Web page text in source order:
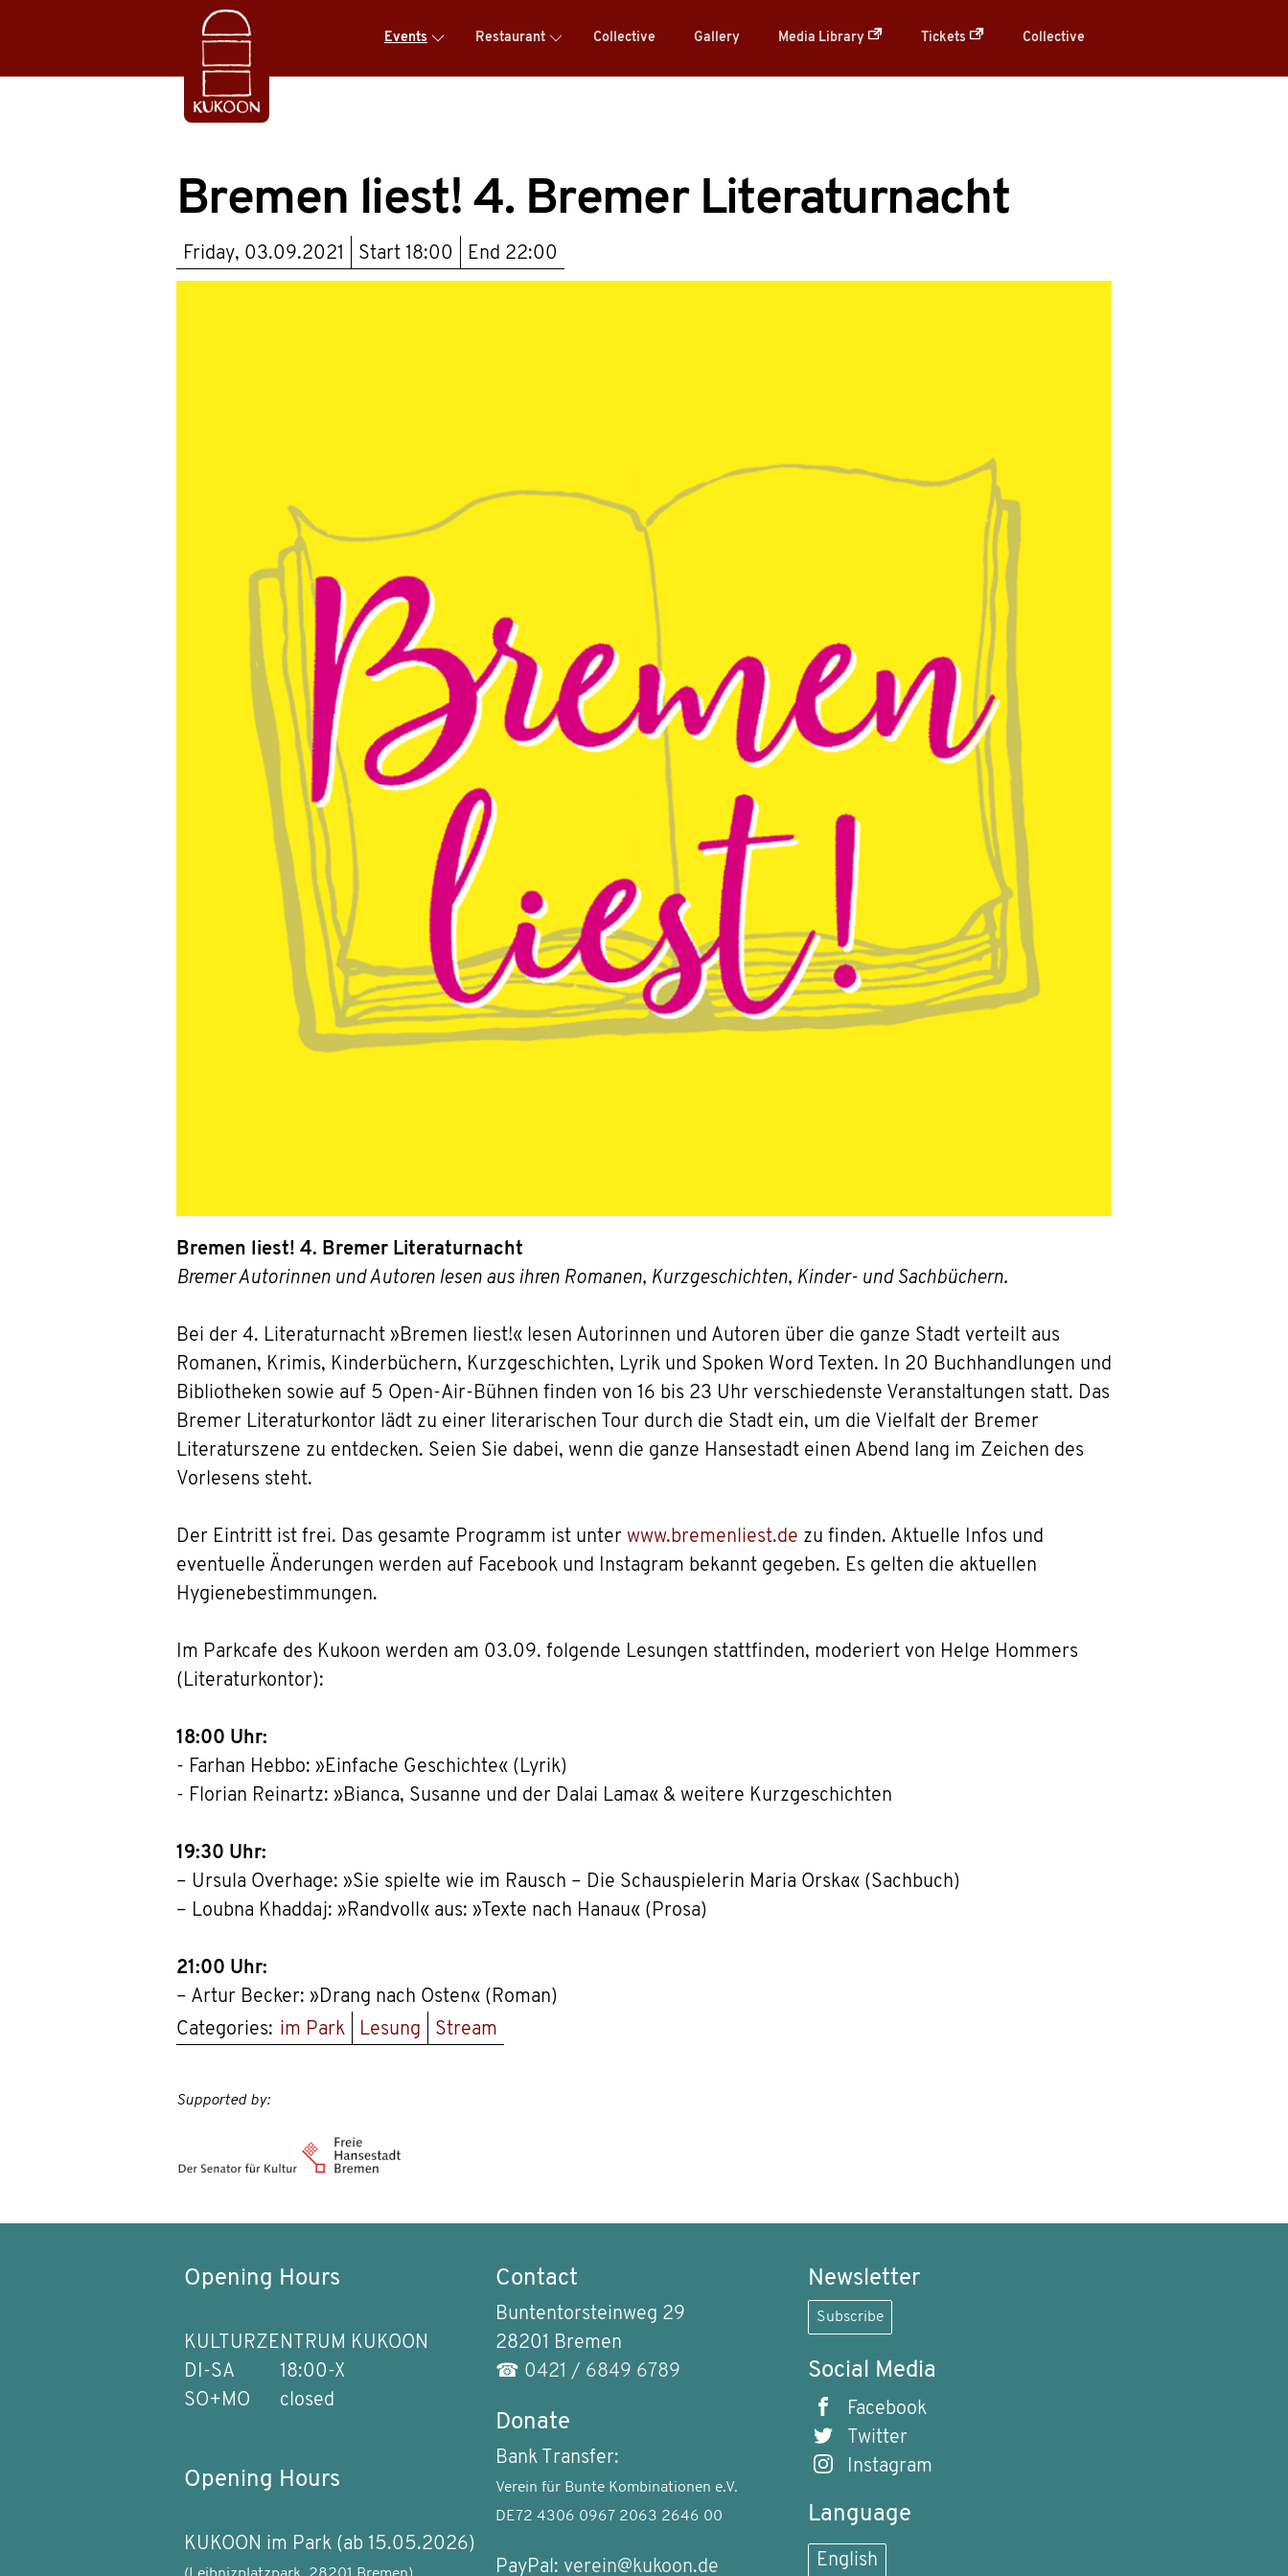
Events Restaurant Collective Gallery Media Library Tickets Collective
Bremen liest! 4. Bremer Literaturnacht
Friday, 03.09.2021 Start 18:00 End 22:00
Bremen liest! 4. Bremer Literaturnacht
Bremer Autorinnen und Autoren lesen aus ihren Romanen, Kurzgeschichten, Kinder- und Sachbüchern.
Bei der 4. Literaturnacht »Bremen liest!« lesen Autorinnen und Autoren über die ganze Stadt verteilt aus
Romanen, Krimis, Kinderbüchern, Kurzgeschichten, Lyrik und Spoken Word Texten. In 20 Buchhandlungen und
Bibliotheken sowie auf 5 Open-Air-Bühnen finden von 16 bis 23 Uhr verschiedenste Veranstaltungen statt. Das
Bremer Literaturkontor lädt zu einer literarischen Tour durch die Stadt ein, um die Vielfalt der Bremer
Literaturszene zu entdecken. Seien Sie dabei, wenn die ganze Hansestadt einen Abend lang im Zeichen des
Vorlesens steht.
Der Eintritt ist frei. Das gesamte Programm ist unter www.bremenliest.de zu finden. Aktuelle Infos und
eventuelle Änderungen werden auf Facebook und Instagram bekannt gegeben. Es gelten die aktuellen
Hygienebestimmungen.
Im Parkcafe des Kukoon werden am 03.09. folgende Lesungen stattfinden, moderiert von Helge Hommers
(Literaturkontor):
18:00 Uhr:
- Farhan Hebbo: »Einfache Geschichte« (Lyrik)
- Florian Reinartz: »Bianca, Susanne und der Dalai Lama« & weitere Kurzgeschichten
19:30 Uhr:
– Ursula Overhage: »Sie spielte wie im Rausch – Die Schauspielerin Maria Orska« (Sachbuch)
– Loubna Khaddaj: »Randvoll« aus: »Texte nach Hanau« (Prosa)
21:00 Uhr:
– Artur Becker: »Drang nach Osten« (Roman)
Categories: im Park Lesung Stream
Supported by:
Opening Hours
KULTURZENTRUM KUKOON
DI-SA
18:00-X
SO+MO
closed
Opening Hours
KUKOON im Park (ab 15.05.2026)
Contact
Buntentorsteinweg 29
28201 Bremen
☎ 0421 / 6849 6789
Donate
Bank Transfer:
Verein für Bunte Kombinationen e.V.
DE72 4306 0967 2063 2646 00
PayPal: verein@kukoon.de
Newsletter
Subscribe
Social Media
Facebook
Twitter
Instagram
Language
English